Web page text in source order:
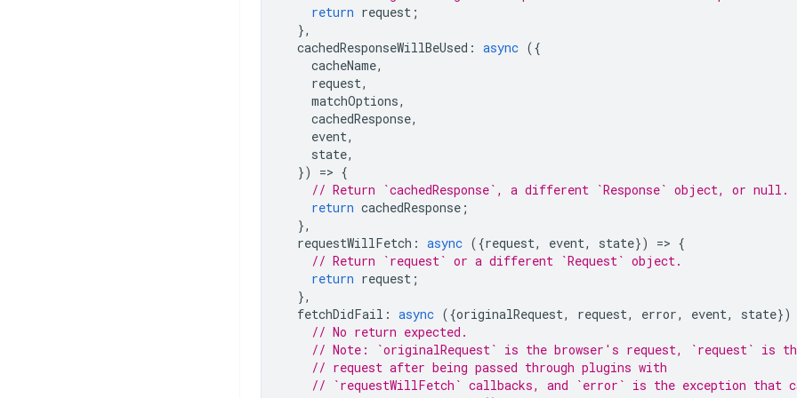
return request ;
},
cachedResponseWillBeUsed : async ({
cacheName,
request,
matchOptions,
cachedResponse,
event,
state,
})
=> {
// Return `cachedResponse`, a different `Response` object, or null.
return cachedResponse ;
},
requestWillFetch : async ({request, event, state}) => {
// Return `request` or a different `Request` object.
return request ;
},
fetchDidFail : async ({originalRequest, request, error, event, state})
// No return expected.
// Note: `originalRequest` is the browser's request, `request` is
// request after being passed through plugins with
// `requestWillFetch` callbacks, and `error` is the exception that